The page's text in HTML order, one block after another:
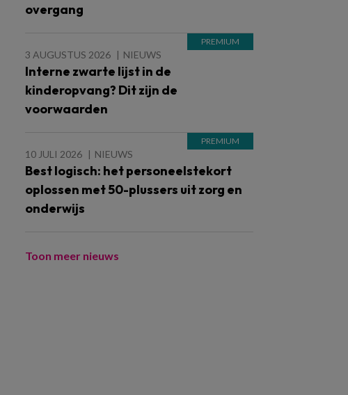
overgang
3 AUGUSTUS 2026 NIEUWS
Interne zwarte lijst in de
kinderopvang? Dit zijn de
voorwaarden
10 JULI 2026 NIEUWS
Best logisch: het personeelstekort
oplossen met 50-plussers uit zorg en
onderwijs
Toon meer nieuws